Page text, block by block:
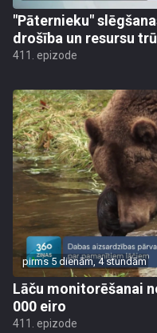
"Pāternieku"
drošība un resursu
411. epizode
pirms 5 dienām, 4 stundām
Lāču monitorēšanai
000 eiro
411. epizode